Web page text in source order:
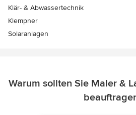
Klär- & Abwassertechnik
Klempner
Solaranlagen
Warum sollten Sie Maler &